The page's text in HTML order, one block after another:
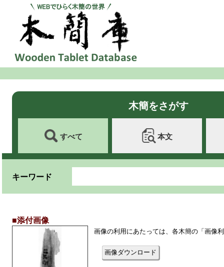
木簡をさがす
すべて 本文
キーワード
■添付画像
画像の利用にあたっては、各木簡の「画像
画像ダウンロード